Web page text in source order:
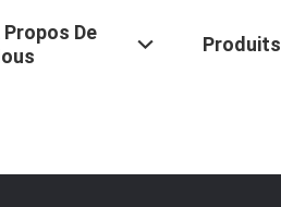
Propos De
Produits